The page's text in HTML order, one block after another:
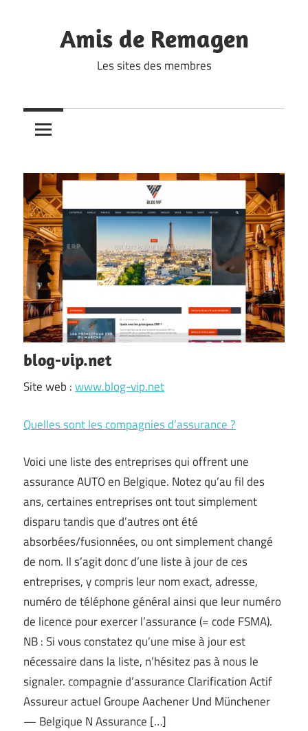
contentAmis de Remagen
Les sites des membres
blog-vip.net
Site web :www.blog-vip.net
Quelles sont les compagnies d’assurance ?
Voici une liste des entreprises qui offrent une
assurance AUTO en Belgique. Notez qu’au fil des
ans, certaines entreprises ont tout simplement
disparu tandis que d’autres ont été
absorbées/fusionnées, ou ont simplement changé
de nom. Il s’agit donc d’une liste à jour de ces
entreprises, y compris leur nom exact, adresse,
numéro de téléphone général ainsi que leur numéro
de licence pour exercer l’assurance (= code FSMA).
NB : Si vous constatez qu’une mise à jour est
nécessaire dans la liste, n’hésitez pas à nous le
signaler. compagnie d’assurance Clarification Actif
Assureur actuel Groupe Aachener Und Münchener
— Belgique N Assurance […]